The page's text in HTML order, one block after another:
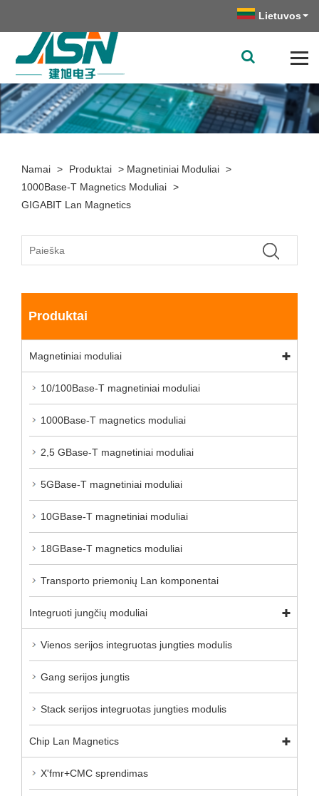
Lietuvos
Namai > Produktai > Magnetiniai Moduliai >
1000Base-T Magnetics Moduliai >
GIGABIT Lan Magnetics
Produktai
Magnetiniai moduliai
10/100Base-T magnetiniai moduliai
1000Base-T magnetics moduliai
2,5 GBase-T magnetiniai moduliai
5GBase-T magnetiniai moduliai
10GBase-T magnetiniai moduliai
18GBase-T magnetics moduliai
Transporto priemonių Lan komponentai
Integruoti jungčių moduliai
Vienos serijos integruotas jungties modulis
Gang serijos jungtis
Stack serijos integruotas jungties modulis
Chip Lan Magnetics
X'fmr+CMC sprendimas